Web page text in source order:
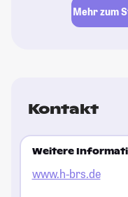
Mehr zum
Kontakt
Weitere
www.h-brs.de